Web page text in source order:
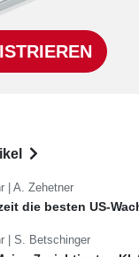
| A. Zehetner
die besten US-
| S. Betschinger